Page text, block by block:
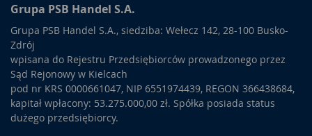
Grupa PSB Handel S.A.
Grupa PSB Handel S.A., siedziba: Wełecz 142, 28-100 Busko-
Zdrój
wpisana do Rejestru Przedsiębiorców prowadzonego przez
Sąd Rejonowy w Kielcach
pod nr KRS 0000661047, NIP 6551974439, REGON 366438684,
kapitał wpłacony: 53.275.000,00 zł. Spółka posiada status
dużego przedsiębiorcy.